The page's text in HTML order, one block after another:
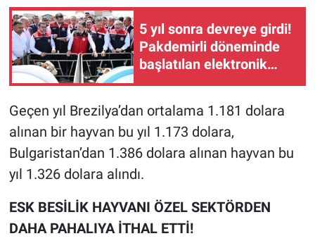
5 yıl sonra devreye girdi!
Pakdemirli döneminde
başlatılan elektronik
küpe sistemi Kars'tan
Geçen yıl Brezilya’dan ortalama 1.181 dolara
alınan bir hayvan bu yıl 1.173 dolara,
Bulgaristan’dan 1.386 dolara alınan hayvan bu
yıl 1.326 dolara alındı.
ESK BESİLİK HAYVANI ÖZEL SEKTÖRDEN
DAHA PAHALIYA İTHAL ETTİ!